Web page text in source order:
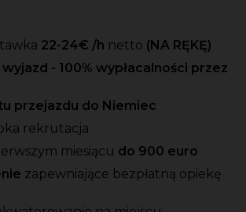
22-24€ /h netto (NA RĘKĘ)
- 100% wypłacalności przez
przejazdu do Niemiec
rekrutacja
miesiącu do 900 euro
zapewniające bezpłatną opiekę